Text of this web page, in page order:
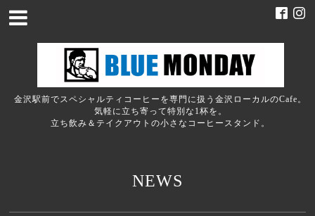
金沢駅前でスペシャルティコーヒーを専門に扱う金沢ローカルのCafe。
気軽に立ち寄って特別な1杯を。
立ち飲み＆テイクアウトの小さなコーヒースタンド。
NEWS